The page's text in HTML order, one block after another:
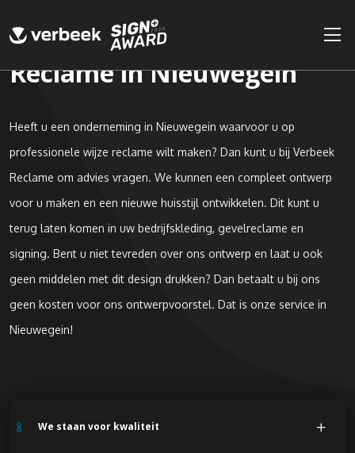
Reclame in Nieuwegein
Heeft u een onderneming in Nieuwegein waarvoor u op
professionele wijze reclame wilt maken? Dan kunt u bij Verbeek
Reclame om advies vragen. We kunnen een compleet ontwerp
voor u maken en een nieuwe huisstijl ontwikkelen. Dit kunt u
terug laten komen in uw bedrijfskleding, gevelreclame en
signing. Bent u niet tevreden over ons ontwerp en laat u ook
geen middelen met dit design drukken? Dan betaalt u bij ons
geen kosten voor ons ontwerpvoorstel. Dat is onze service in
Nieuwegein!
We staan voor kwaliteit